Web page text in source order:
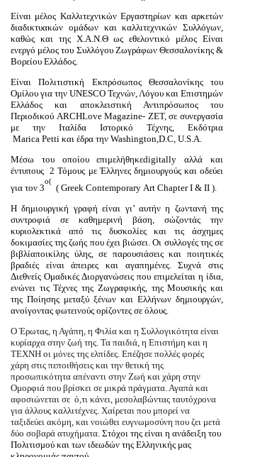
Είναι μέλος Καλλιτεχνικών Εργαστηρίων και αρκετών
διαδικτυακών ομάδων και καλλιτεχνικών Συλλόγων,
καθώς και της Χ.Α.Ν.Θ ως εθελοντικό μέλος Είναι
ενεργό μέλος του Συλλόγου Ζωγράφων Θεσσαλονίκης &
Βορείου Ελλάδος.
Είναι Πολιτιστική Εκπρόσωπος Θεσσαλονίκης του
Ομίλου για την UNESCO Τεχνών, Λόγου και Επιστημών
Ελλάδος και αποκλειστική Αντιπρόσωπος του
Περιοδικού ARCHLove Magazine- ΖΕΤ, σε συνεργασία
με την Ιταλίδα Ιστορικό Τέχνης, Εκδότρια
Marica Petti και έδρα την Washington,D.C, U.S.A.
Μέσω του οποίου επιμελήθηκεdigitally αλλά και
έντυπους 2 Τόμους με Έλληνες δημιουργούς και οδεύει
για τον 3
ο(
( Greek Contemporary Art Chapter I & II ).
Η δημιουργική γραφή είναι γι’ αυτήν η ζωντανή της
συντροφιά σε καθημερινή βάση, σώζοντάς την
κυριολεκτικά από τις δυσκολίες και τις άσχημες
δοκιμασίες της ζωής που έχει βιώσει. Οι συλλογές της σε
βιβλίαποικίλης ύλης, σε παρουσιάσεις και ποιητικές
βραδιές είναι άπειρες και αγαπημένες. Συχνά στις
Διεθνείς Ομαδικές Διοργανώσεις που επιμελείται η ίδια,
ενώνει τις Τέχνες της Ζωγραφικής, της Μουσικής και
της Ποίησης μεταξύ ξένων και Ελλήνων δημιουργών,
ανοίγοντας φωτεινούς ορίζοντες σε όλους.
Ο Έρωτας, η Αγάπη, η Φιλία και η Συλλογικότητα είναι
κυρίαρχα στην ζωή της. Τα παιδιά, η Επιστήμη και η
ΤΕΧΝΗ οι μόνες της ελπίδες. Επέζησε πολλές φορές
χάρη στις πεποιθήσεις και την θετική της
προσωπικότητα απέναντι στην Ζωή και χάρη στην
Ομορφιά που βρίσκει σε μικρά πράγματα. Αγαπά και
αφοσιώνεται σε ό,τι κάνει, μεσολαβώντας ταυτόχρονα
για άλλους καλλιτέχνες. Χαίρεται που μπορεί να
ταξιδεύει ακόμη, και νοιώθει ευγνωμοσύνη που ζει μετά
δύο σοβαρά ατυχήματα. Στόχοι της είναι η ανάδειξη του
Πολιτισμού και των ιδεωδών της Ελληνικής μας